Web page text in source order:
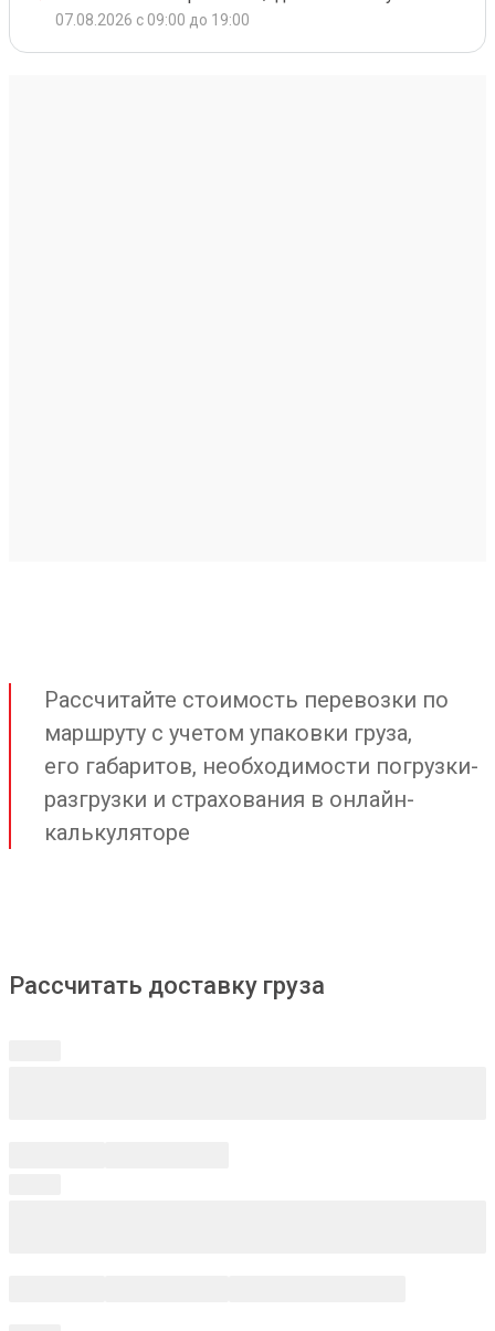
07.08.2026 с 09:00 до 19:00
Рассчитайте стоимость перевозки по
маршруту с учетом упаковки груза,
его габаритов, необходимости погрузки-
разгрузки и страхования в онлайн-
калькуляторе
Рассчитать доставку груза